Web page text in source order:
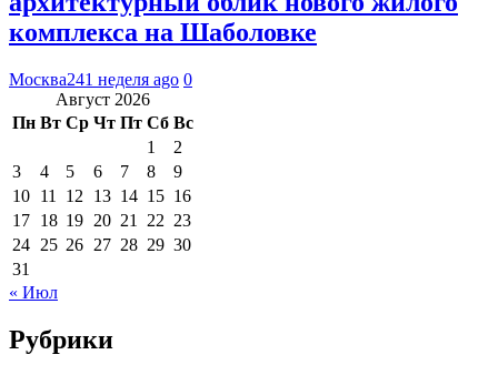
комплекса на Шаболовке
Москва241 неделя ago 0
Август 2026
Пн Вт Ср Чт Пт Сб Вс
1
2
3
4 5 6 7 8
9
10 11 12 13 14 15 16
17 18 19 20 21 22 23
24 25 26 27 28 29 30
31
« Июл
Рубрики